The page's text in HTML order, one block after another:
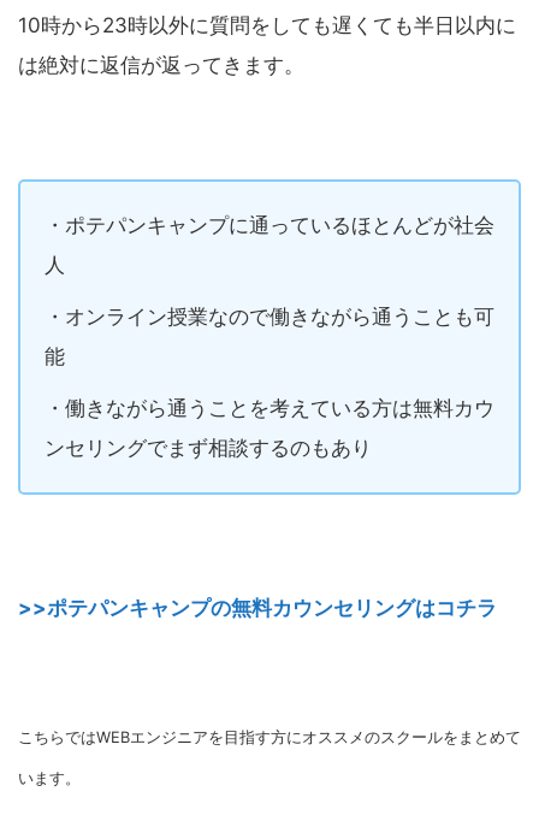
10時から23時以外に質問をしても遅くても半日以内に
は絶対に返信が返ってきます。
・ポテパンキャンプに通っているほとんどが社会
人
・オンライン授業なので働きながら通うことも可
能
・働きながら通うことを考えている方は無料カウ
ンセリングでまず相談するのもあり
>>ポテパンキャンプの無料カウンセリングはコチラ
こちらではWEBエンジニアを目指す方にオススメのスクールをまとめて
います。